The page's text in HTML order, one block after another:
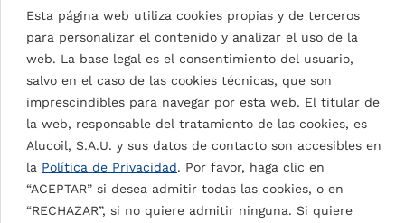
Esta página web utiliza cookies propias y de terceros
para personalizar el contenido y analizar el uso de la
web. La base legal es el consentimiento del usuario,
salvo en el caso de las cookies técnicas, que son
imprescindibles para navegar por esta web. El titular de
la web, responsable del tratamiento de las cookies, es
Alucoil, S.A.U. y sus datos de contacto son accesibles en
la Política de Privacidad. Por favor, haga clic en
“ACEPTAR” si desea admitir todas las cookies, o en
“RECHAZAR”, si no quiere admitir ninguna. Si quiere